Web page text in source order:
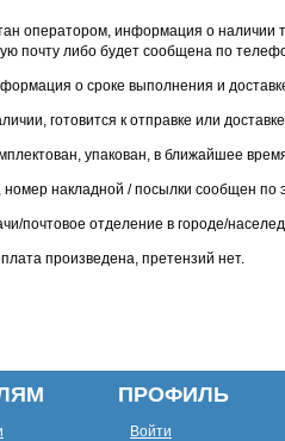
оператором, информация о наличии
почту либо будет сообщена по
о сроке выполнения и
готовится к отправке или
упакован, в ближайшее
номер накладной / посылки сообщен по
почтовое отделение в городе/
произведена, претензий нет.
ПРОФИЛЬ
Войти